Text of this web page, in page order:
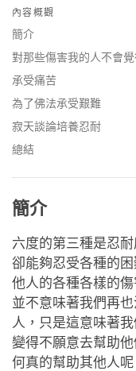
內容概觀
簡介
對那些傷害我的人不會
承受痛苦
為了佛法承受艱難
寂天談論培養忍耐
總結
簡介
六度的第三種是忍
卻能夠忍受各種的
他人的各種各樣的
並不意味著我們再
人，只是這意味著
變得不願意去幫助
何真的幫助其他人